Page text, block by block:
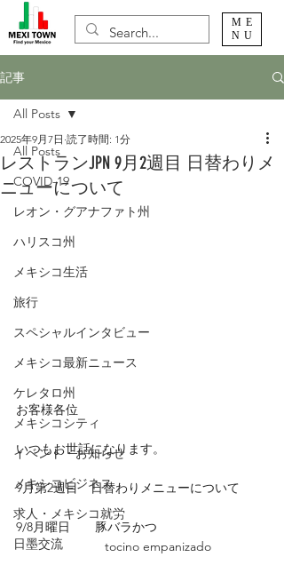
ME
NU
記事
All Posts
COVID-19
レオン・グアナファト州
ハリスコ州
メキシコ生活
旅行
スペシャルインタビュー
メキシコ最新ニュース
ケレタロ州
メキシコシティ
イベント・お知らせ
メキシコビジネス
求人・メキシコ就労
日墨交流
All Posts
レストランJPN 9月2週目 日替わりメ
ニューについて
2025年9月7日 読了時間: 1分
お客様各位
いつもお世話になります。
9月第2週目　日替わりメニューについて
9/8月曜日       豚バラかつ
tocino empanizado